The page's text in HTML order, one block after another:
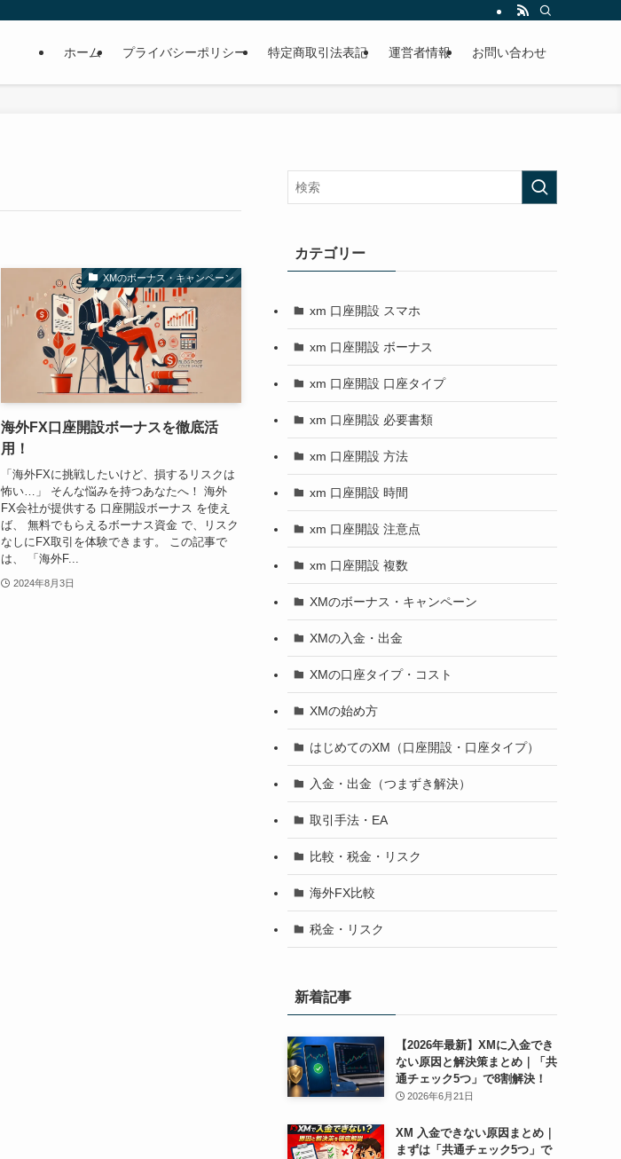
ホーム プライバシーポリシー 特定商取引法表記 運営者情報 お問い合わせ
XMのボーナス・キャンペーン
海外FX口座開設ボーナスを徹底活
用！
「海外FXに挑戦したいけど、損するリスクは
怖い…」 そんな悩みを持つあなたへ！ 海外
FX会社が提供する 口座開設ボーナス を使え
ば、 無料でもらえるボーナス資金 で、リスク
なしにFX取引を体験できます。 この記事で
は、 「海外F...
2024年8月3日
カテゴリー
xm 口座開設 スマホ
xm 口座開設 ボーナス
xm 口座開設 口座タイプ
xm 口座開設 必要書類
xm 口座開設 方法
xm 口座開設 時間
xm 口座開設 注意点
xm 口座開設 複数
XMのボーナス・キャンペーン
XMの入金・出金
XMの口座タイプ・コスト
XMの始め方
はじめてのXM（口座開設・口座タイプ）
入金・出金（つまずき解決）
取引手法・EA
比較・税金・リスク
海外FX比較
税金・リスク
新着記事
【2026年最新】XMに入金でき
ない原因と解決策まとめ｜「共
通チェック5つ」で8割解決！
2026年6月21日
XM 入金できない原因まとめ｜
まずは「共通チェック5つ」で